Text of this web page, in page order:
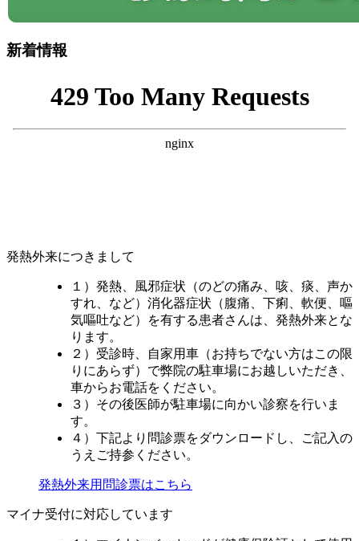
新着情報
発熱外来につきまして
１）発熱、風邪症状（のどの痛み、咳、痰、声か
すれ、など）消化器症状（腹痛、下痢、軟便、嘔
気嘔吐など）を有する患者さんは、発熱外来とな
ります。
２）受診時、自家用車（お持ちでない方はこの限
りにあらず）で弊院の駐車場にお越しいただき、
車からお電話をください。
３）その後医師が駐車場に向かい診察を行いま
す。
４）下記より問診票をダウンロードし、ご記入の
うえご持参ください。
発熱外来用問診票はこちら
マイナ受付に対応しています